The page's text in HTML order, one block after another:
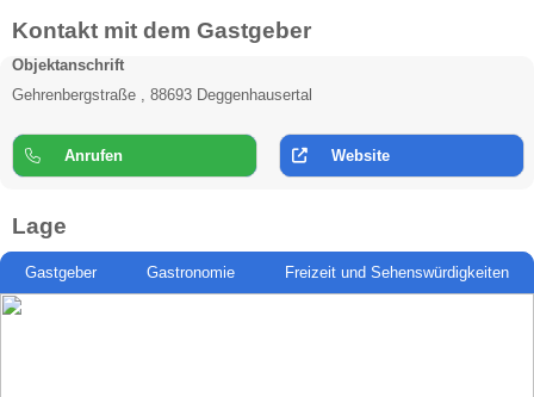
Kontakt mit dem Gastgeber
Objektanschrift
Gehrenbergstraße , 88693 Deggenhausertal
Anrufen Website
Lage
Gastgeber Gastronomie Freizeit und Sehenswürdigkeiten